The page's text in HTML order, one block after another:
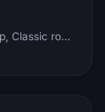
Dance, Rock, R'n'b, Disco, Pop, Classic rock, Techno, Reggae